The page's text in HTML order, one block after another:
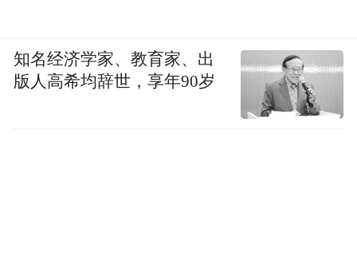
知名经济学家、教育家、出
版人高希均辞世，享年90岁